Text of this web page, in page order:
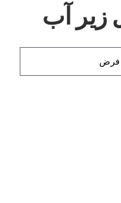
زیر آب